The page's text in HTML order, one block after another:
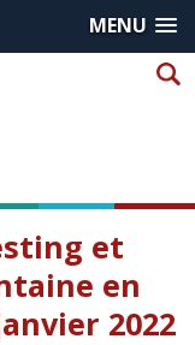
MENU
et
en
2022